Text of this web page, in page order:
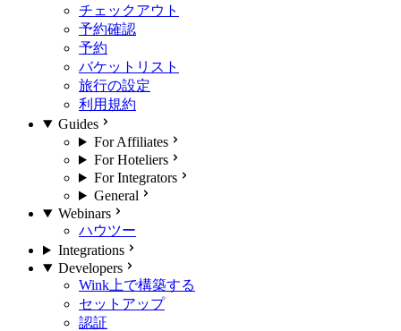
チェックアウト
予約確認
予約
バケットリスト
旅行の設定
利用規約
Guides
For Affiliates
For Hoteliers
For Integrators
General
Webinars
ハウツー
Integrations
Developers
Wink上で構築する
セットアップ
認証